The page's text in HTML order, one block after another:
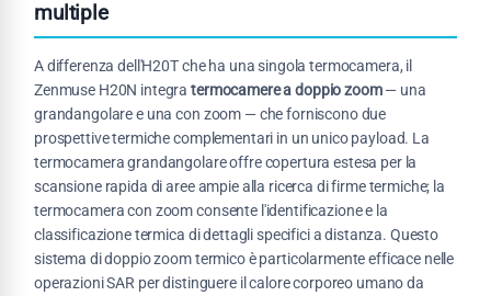
multiple
A differenza dell'H20T che ha una singola termocamera, il
Zenmuse H20N integratermocamere a doppio zoom— una
grandangolare e una con zoom — che forniscono due
prospettive termiche complementari in un unico payload. La
termocamera grandangolare offre copertura estesa per la
scansione rapida di aree ampie alla ricerca di firme termiche; la
termocamera con zoom consente l'identificazione e la
classificazione termica di dettagli specifici a distanza. Questo
sistema di doppio zoom termico è particolarmente efficace nelle
operazioni SAR per distinguere il calore corporeo umano da